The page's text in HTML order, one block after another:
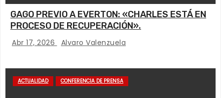
GAGO PREVIO A EVERTON: «CHARLES ESTÁ EN
PROCESO DE RECUPERACIÓN».
Abr 17, 2026 Alvaro Valenzuela
ACTUALIDAD CONFERENCIA DE PRENSA